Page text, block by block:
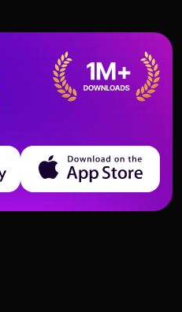
Download on the App Store